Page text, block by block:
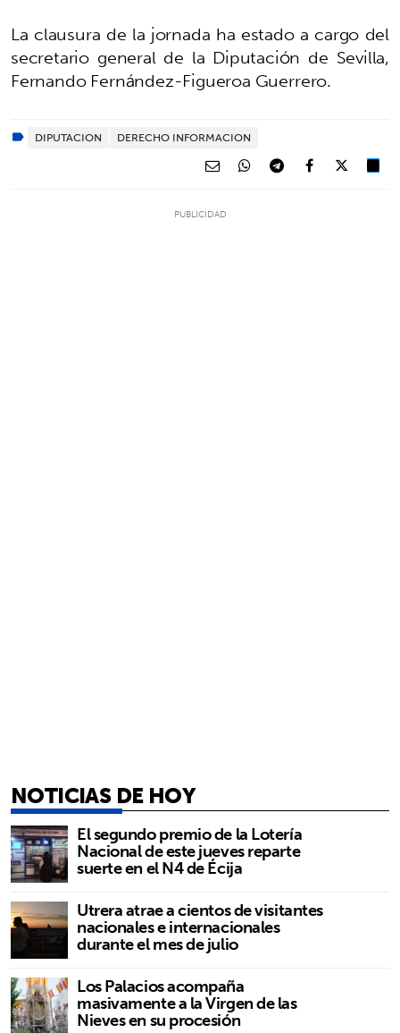
La clausura de la jornada ha estado a cargo del
secretario general de la Diputación de Sevilla,
Fernando Fernández-Figueroa Guerrero.
DIPUTACION DERECHO INFORMACION
NOTICIAS DE HOY
El segundo premio de la Lotería
Nacional de este jueves reparte
suerte en el N4 de Écija
Utrera atrae a cientos de visitantes
nacionales e internacionales
durante el mes de julio
Los Palacios acompaña
masivamente a la Virgen de las
Nieves en su procesión